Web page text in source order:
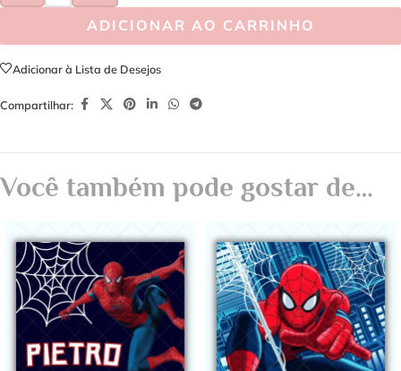
ADICIONAR AO CARRINHO
Adicionar à Lista de Desejos
Compartilhar:
Você também pode gostar de…